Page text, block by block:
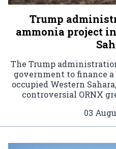
Trump
ammonia project
The Trump
government to finance
occupied Western
controversial ORNX
03